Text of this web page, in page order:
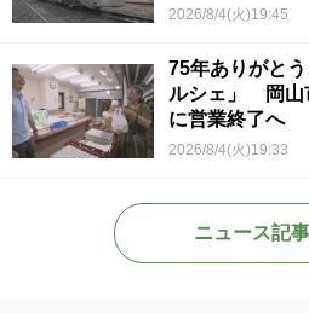
2026/8/4(火)19:45
75年ありがと
ルシェ」 岡山
に営業終了へ
2026/8/4(火)19:33
ニュース記